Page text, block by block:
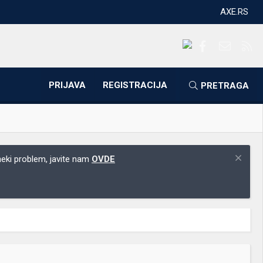
AXE.RS
PRIJAVA REGISTRACIJA PRETRAGA
problem, javite nam OVDE